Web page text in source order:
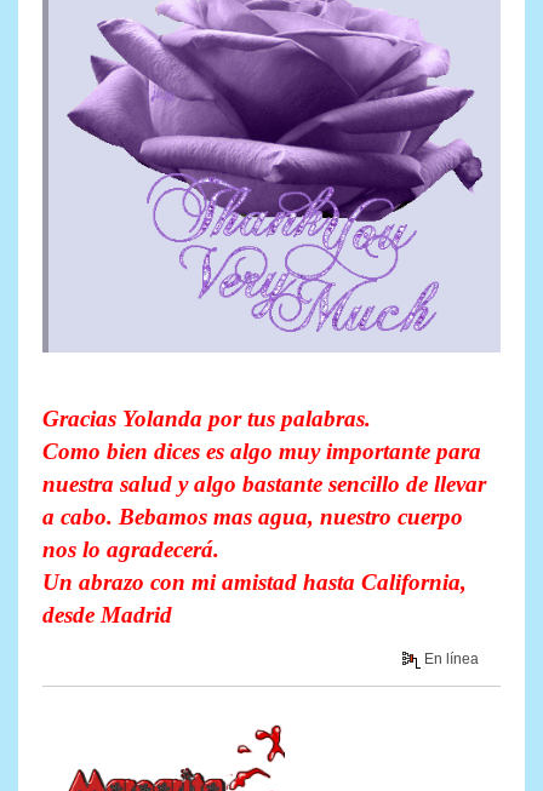
Gracias Yolanda por tus palabras.
Como bien dices es algo muy importante para
nuestra salud y algo bastante sencillo de llevar
a cabo. Bebamos mas agua, nuestro cuerpo
nos lo agradecerá.
Un abrazo con mi amistad hasta California,
desde Madrid
En línea